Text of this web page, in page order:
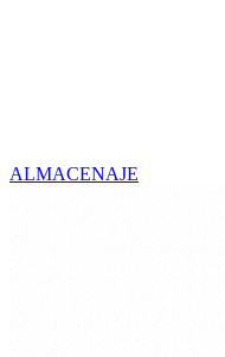
ALMACENAJE